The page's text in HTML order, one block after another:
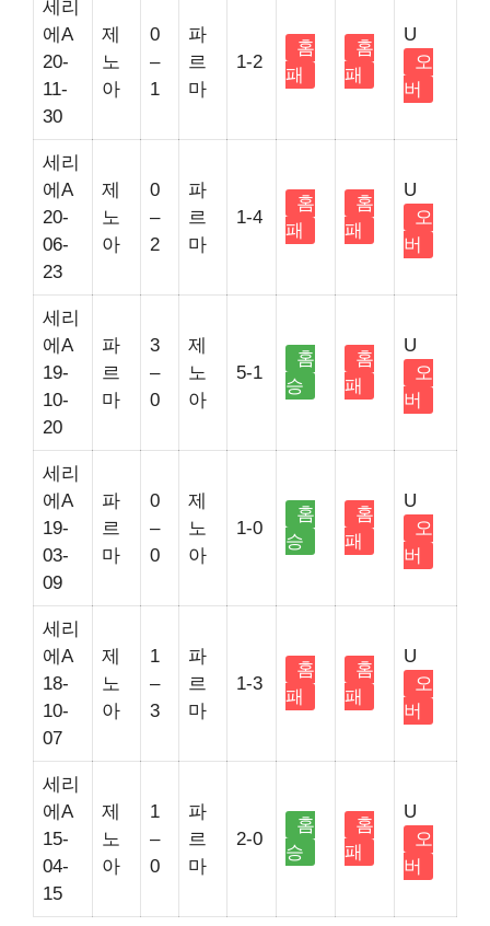
세리
에A
20-
11-
30
제
노
아
0
–
1
파
르
마
1-2
홈
패
홈
패
U
오
버
세리
에A
20-
06-
23
제
노
아
0
–
2
파
르
마
1-4
홈
패
홈
패
U
오
버
세리
에A
19-
10-
20
파
르
마
3
–
0
제
노
아
5-1
홈
승
홈
패
U
오
버
세리
에A
19-
03-
09
파
르
마
0
–
0
제
노
아
1-0
홈
승
홈
패
U
오
버
세리
에A
18-
10-
07
제
노
아
1
–
3
파
르
마
1-3
홈
패
홈
패
U
오
버
세리
에A
15-
04-
15
제
노
아
1
–
0
파
르
마
2-0
홈
승
홈
패
U
오
버